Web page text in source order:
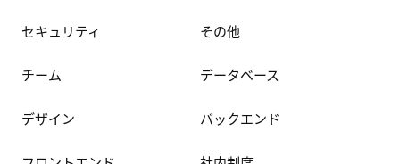
セキュリティ その他
チーム データベース
デザイン バックエンド